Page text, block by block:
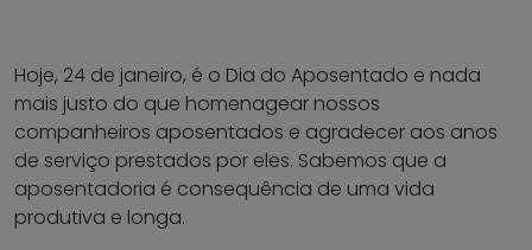
Hoje, 24 de janeiro, é o Dia do Aposentado e nada
mais justo do que homenagear nossos
companheiros aposentados e agradecer aos anos
de serviço prestados por eles. Sabemos que a
aposentadoria é consequência de uma vida
produtiva e longa.